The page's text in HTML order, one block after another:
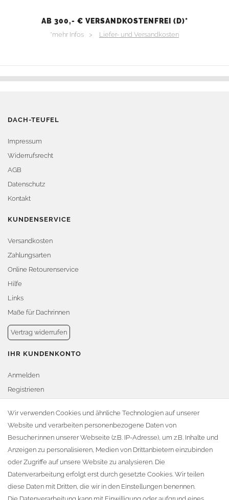
AB 300,- € VERSANDKOSTENFREI (D)*
*mehr Infos > Liefer- und Versandkosten
DACH-TEUFEL
Impressum
Widerrufsrecht
AGB
Datenschutz
Kontakt
KUNDENSERVICE
Versandkosten
Zahlungsarten
Online Retourenservice
Hilfe
Links
Maße für Dachrinnen
Vertrag widerrufen
IHR KUNDENKONTO
Anmelden
Registrieren
Warenkorb
Zur Kasse
KONTAKT
Fa. Steffen Jost
Söbrigener Weg 50
D-01796 Pirna
Wir verwenden Cookies und ähnliche Technologien auf unserer
Website und verarbeiten personenbezogene Daten von
Besucher:innen unserer Webseite (z.B. IP-Adresse), um z.B. Inhalte und
Anzeigen zu personalisieren, Medien von Drittanbietern einzubinden
oder Zugriffe auf unsere Website zu analysieren. Die
Datenverarbeitung erfolgt erst durch gesetzte Cookies. Wir teilen
diese Daten mit Dritten, die wir in den Einstellungen benennen.